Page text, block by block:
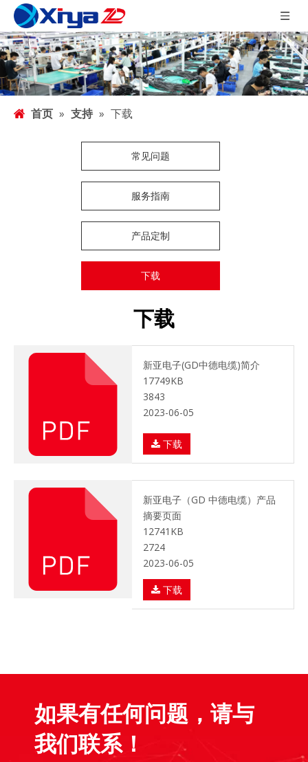
首页 » 支持 » 下载
常见问题
服务指南
产品定制
下载
下载
新亚电子(GD中德电缆)简介
17749KB
3843
2023-06-05
下载
新亚电子（GD 中德电缆）产品
摘要页面
12741KB
2724
2023-06-05
下载
如果有任何问题，请与
我们联系！